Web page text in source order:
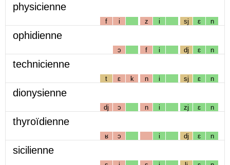
physicienne
f i z i sj ɛ n
ophidienne
ɔ f i dj ɛ n
technicienne
t ɛ k n i sj ɛ n
dionysienne
dj ɔ n i zj ɛ n
thyroïdienne
ʁ ɔ i dj ɛ n
sicilienne